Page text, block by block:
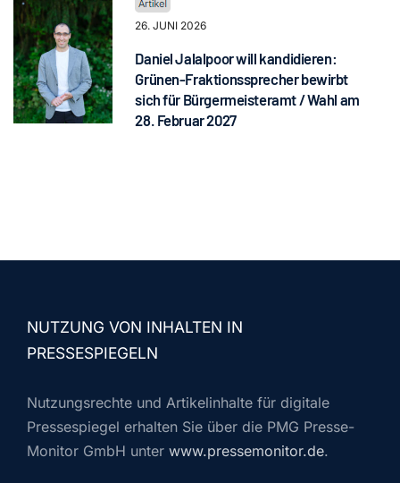
26. JUNI 2026
Daniel Jalalpoor will kandidieren:
Grünen-Fraktionssprecher bewirbt
sich für Bürgermeisteramt / Wahl am
28. Februar 2027
NUTZUNG VON INHALTEN IN
PRESSESPIEGELN
Nutzungsrechte und Artikelinhalte für digitale
Pressespiegel erhalten Sie über die PMG Presse-
Monitor GmbH unter www.pressemonitor.de.